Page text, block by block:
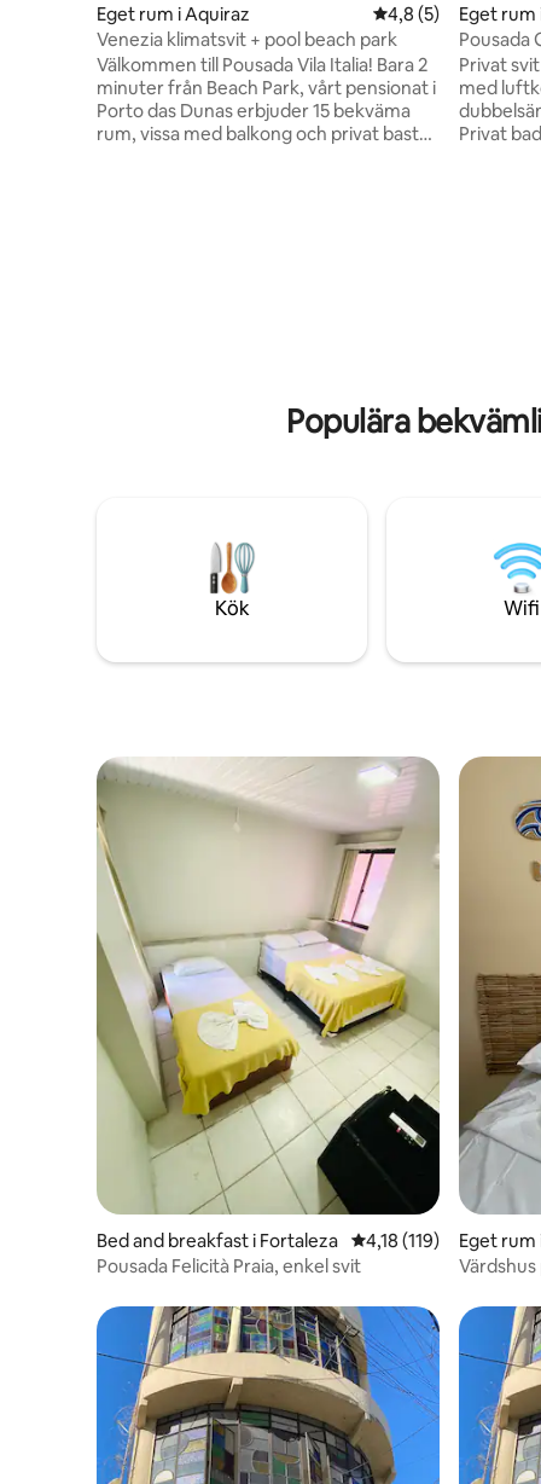
Eget rum i Aquiraz 4,8 av 5 i
4,8 (5)
Venezia klimatsvit + pool beach park
Välkommen till Pousada Vila Italia! Bara 2
minuter från Beach Park, vårt pensionat i
Porto das Dunas erbjuder 15 bekväma
rum, vissa med balkong och privat bastu.
Eget rum
Pousada
Privat
med
Privat
Populära
Kök Wifi
Bed and breakfast i Fortaleza 4,18 av 5 i
4,18 (119)
Pousada Felicità Praia, enkel svit
Eget rum